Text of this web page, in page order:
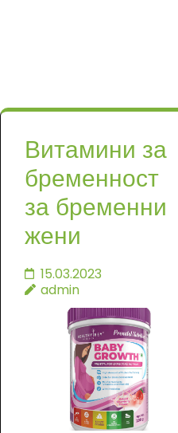
Витамини за
бременност
за бременни
жени
15.03.2023
admin